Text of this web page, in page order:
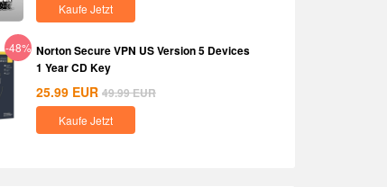
Kaufe Jetzt
-48% Norton Secure VPN US Version 5 Devices
1 Year CD Key
25.99 EUR 49.99EUR
Kaufe Jetzt